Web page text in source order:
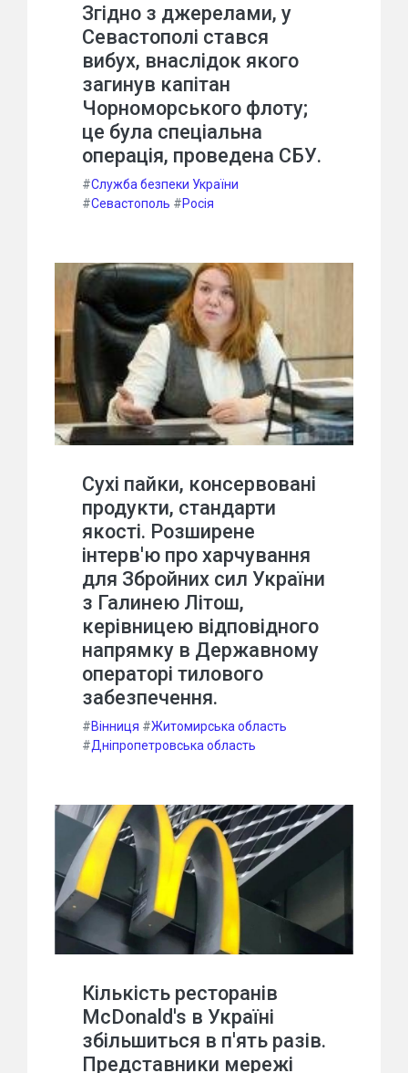
Згідно з джерелами, у
Севастополі стався
вибух, внаслідок якого
загинув капітан
Чорноморського флоту;
це була спеціальна
операція, проведена СБУ.
#Служба безпеки України
#Севастополь #Росія
Сухі пайки, консервовані
продукти, стандарти
якості. Розширене
інтерв'ю про харчування
для Збройних сил України
з Галинею Літош,
керівницею відповідного
напрямку в Державному
операторі тилового
забезпечення.
#Вінниця #Житомирська область
#Дніпропетровська область
Кількість ресторанів
McDonald's в Україні
збільшиться в п'ять разів.
Представники мережі